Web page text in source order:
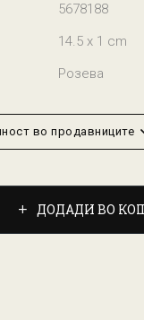
5678188
14.5 x 1 cm
Розева
во продавниците
ДОДАДИ ВО